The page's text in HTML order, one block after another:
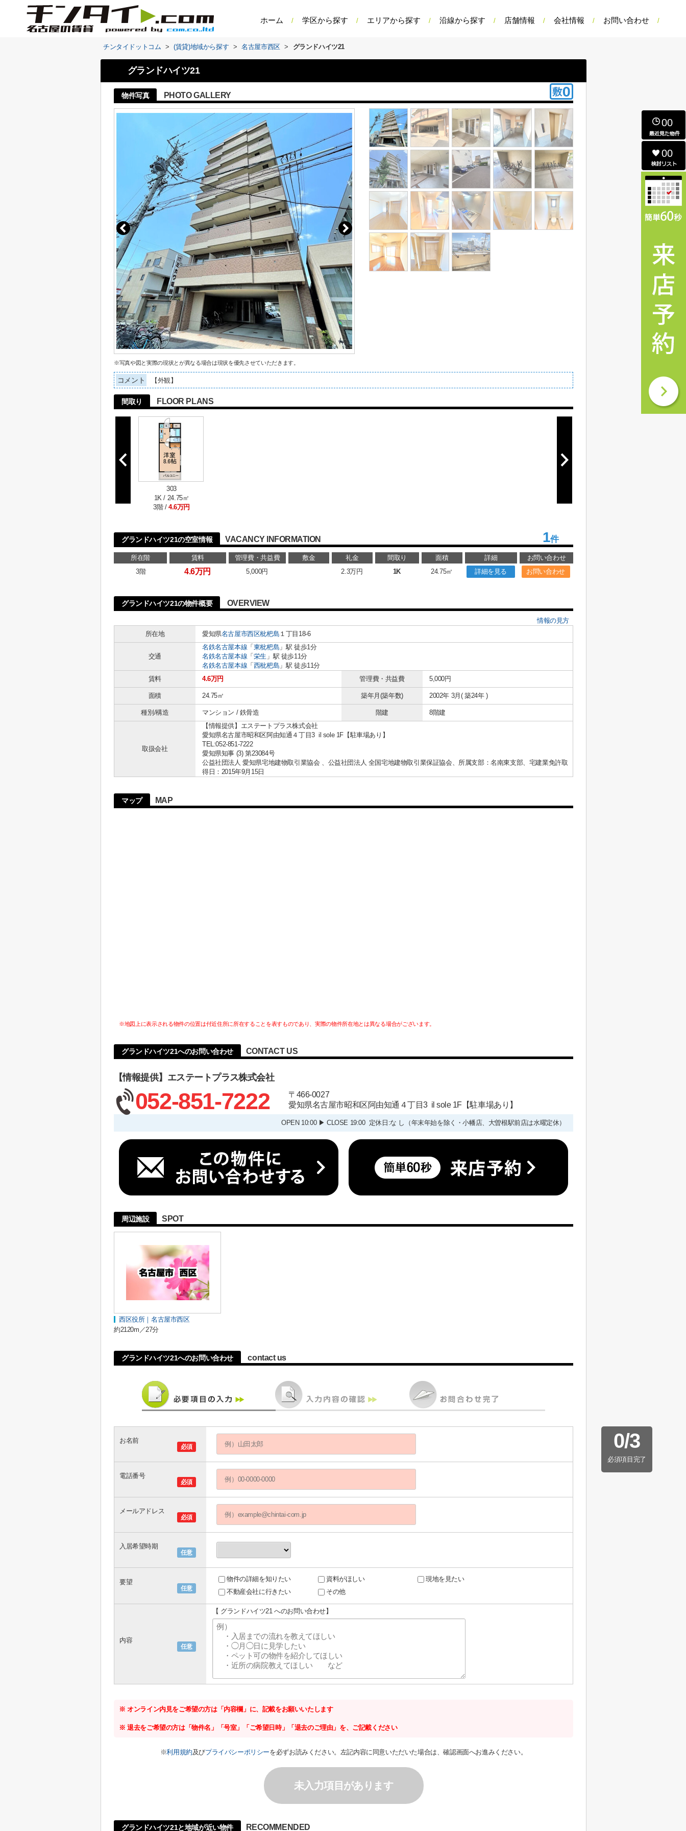
ホーム 学区から探す エリアから探す 沿線から探す 店舗情報 会社情報 お問い合わせ
チンタイドットコム > (賃貸)地域から探す > 名古屋市西区 > グランドハイツ21
グランドハイツ21
物件写真 PHOTO GALLERY
※写真や図と実際の現状とが異なる場合は現状を優先させていただきます。
コメント 【外観】
間取り FLOOR PLANS
303
1K / 24.75㎡
3階 / 4.6万円
グランドハイツ21の空室情報 VACANCY INFORMATION 1件
所在階 賃料 管理費・共益費 敷金 礼金 間取り 面積 詳細
お問い合わせ
3階
4.6万円 5,000円 2.3万円 1K 24.75㎡ 詳細を見る お問い合わせ
グランドハイツ21の物件概要 OVERVIEW
情報の見方
所在地
愛知県名古屋市西区枇杷島 １丁目18-6
交通
名鉄名古屋本線 「 東枇杷島 」駅 徒歩1分
名鉄名古屋本線 「 栄生 」駅 徒歩11分
名鉄名古屋本線 「 西枇杷島 」駅 徒歩11分
賃料
4.6万円 管理費・共益費 5,000円
面積 24.75㎡ 築年月(築年数) 2002年 3月( 築24年 )
種別/構造 マンション / 鉄骨造 階建 8階建
取扱会社
【情報提供】エステートプラス株式会社
愛知県名古屋市昭和区阿由知通４丁目3 il sole 1F【駐車場あり】
TEL:052-851-7222
愛知県知事 (3) 第23084号
公益社団法人 愛知県宅地建物取引業協会 、公益社団法人 全国宅地建物取引業保証協会、所属支部：名南東支部、宅建業免許取
得日：2015年9月15日
マップ MAP
※地図上に表示される物件の位置は付近住所に所在することを表すものであり、実際の物件所在地とは異なる場合がございます。
グランドハイツ21へのお問い合わせ CONTACT US
【情報提供】エステートプラス株式会社
052-851-7222
〒466-0027
愛知県名古屋市昭和区阿由知通４丁目3 il sole 1F【駐車場あり】
OPEN 10:00 ▶ CLOSE 19:00 定休日:な し（年末年始を除く・小幡店、大曽根駅前店は水曜定休）
周辺施設 SPOT
西区役所｜名古屋市西区
約2120m／27分
グランドハイツ21へのお問い合わせ contact us
0/3
必須項目完了
必須
お名前
必須
電話番号
必須
メールアドレス
任意
入居希望時期
任意
要望 物件の詳細を知りたい 資料がほしい
現地を見たい
不動産会社に行きたい
その他
任意
内容
【 グランドハイツ21 へのお問い合わせ】
※ オンライン内見をご希望の方は「内容欄」に、記載をお願いいたします
※ 退去をご希望の方は「物件名」「号室」「ご希望日時」「退去のご理由」を、ご記載ください
※利用規約及びプライバシーポリシーを必ずお読みください。左記内容に同意いただいた場合は、確認画面へお進みください。
未入力項目があります
グランドハイツ21と地域が近い物件 RECOMMENDED
00
00